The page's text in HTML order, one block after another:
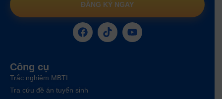
ĐĂNG KÝ NGAY
Công cụ
Trắc nghiệm MBTI
Tra cứu đề án tuyển sinh